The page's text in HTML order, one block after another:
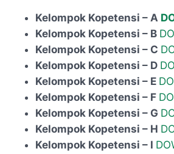
Kelompok Kopetensi – A
Kelompok Kopetensi – B
Kelompok Kopetensi – C
Kelompok Kopetensi – D
Kelompok Kopetensi – E
Kelompok Kopetensi – F
Kelompok Kopetensi – G
Kelompok Kopetensi – H
Kelompok Kopetensi – I